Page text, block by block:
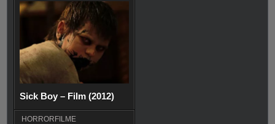
Sick Boy – Film (2012)
HORRORFILME